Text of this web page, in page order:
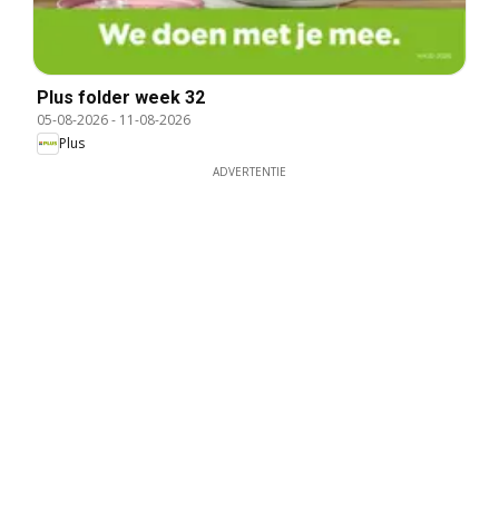
Plus folder week 32
05-08-2026- 11-08-2026
Plus
ADVERTENTIE